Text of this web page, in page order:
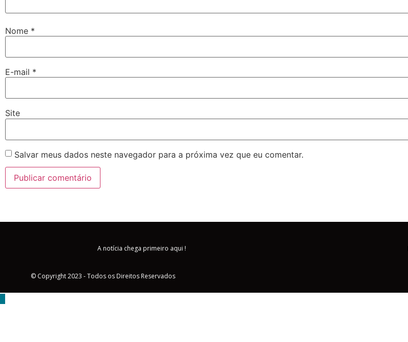
Nome *
E-mail *
Site
Salvar meus dados neste navegador para a próxima vez que eu comentar.
A notícia chega primeiro aqui !
© Copyright 2023 - Todos os Direitos Reservados